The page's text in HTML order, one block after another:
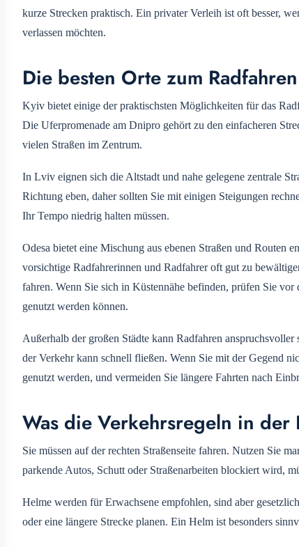
kurze Strecken praktisch. Ein privater Verleih ist oft besser,
verlassen möchten.
Die besten Orte zum
Kyiv bietet einige der praktischsten Möglichkeiten für das
Die Uferpromenade am Dnipro gehört zu den einfacheren
vielen Straßen im Zentrum.
In Lviv eignen sich die Altstadt und nahe gelegene zentrale
Richtung eben, daher sollten Sie mit einigen Steigungen
Ihr Tempo niedrig halten müssen.
Odesa bietet eine Mischung aus ebenen Straßen und Routen
vorsichtige Radfahrerinnen und Radfahrer oft gut zu
fahren. Wenn Sie sich in Küstennähe befinden, prüfen Sie
genutzt werden können.
Außerhalb der großen Städte kann Radfahren
der Verkehr kann schnell fließen. Wenn Sie mit der Gegend
genutzt werden, und vermeiden Sie längere Fahrten nach
Was die Verkehrsregeln in der
Sie müssen auf der rechten Straßenseite fahren. Nutzen Sie
parkende Autos, Schutt oder Straßenarbeiten blockiert wird,
Helme werden für Erwachsene empfohlen, sind aber
oder eine längere Strecke planen. Ein Helm ist besonders